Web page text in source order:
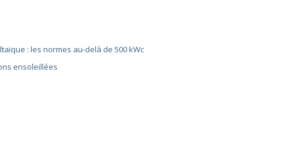
: les normes au-delà de 500 kWc
ensoleillées